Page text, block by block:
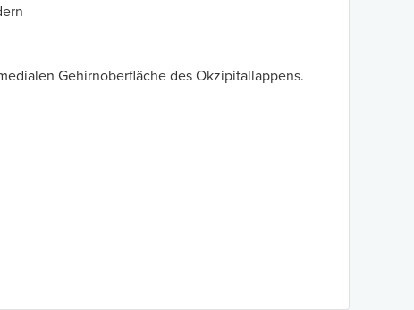
Gehirnoberfläche des Okzipitallappens.